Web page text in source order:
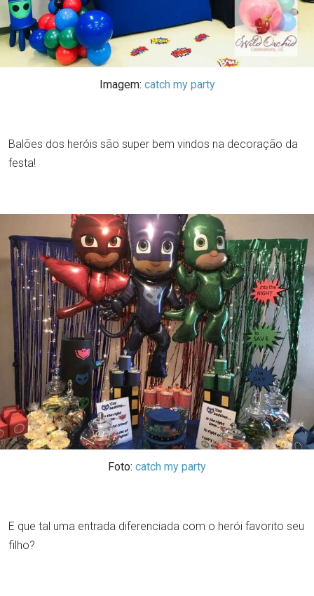
Imagem: catch my party
Balões dos heróis são super bem vindos na decoração da
festa!
Foto: catch my party
E que tal uma entrada diferenciada com o herói favorito seu
filho?